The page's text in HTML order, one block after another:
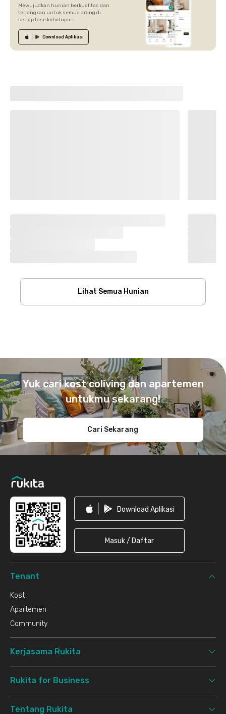
Mewujudkan hunian berkualitas dan
terjangkau untuk semua orang di
setiap fase kehidupan.
Download Aplikasi
Lihat Semua Hunian
Yuk cari kost coliving dan apartemen
untukmu sekarang!
Cari Sekarang
Download Aplikasi
Masuk / Daftar
Tenant
Kost
Apartemen
Community
Kerjasama Rukita
Rukita for Business
Tentang Rukita